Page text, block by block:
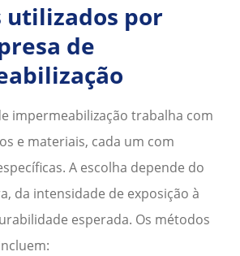
utilizados por
de
impermeabilização trabalha com
e materiais, cada um com
A escolha depende do
da intensidade de exposição à
esperada. Os métodos